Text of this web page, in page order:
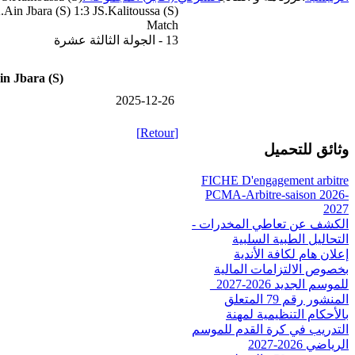
Jbara (S) 1:3 JS.Kalitoussa (S)
Match
13 - الجولة الثالثة عشرة
Jbara (S)
2025-12-26
[Retour]
وثائق للتحميل
FICHE D'engagement arbitre
PCMA-Arbitre-saison 2026-
2027
الكشف عن تعاطي المخدرات -
التحاليل الطبية السلبية
إعلان هام لكافة الأندية
بخصوص الالتزامات المالية
للموسم الجديد 2026-2027_
المنشور رقم 79 المتعلق
بالأحكام التنظيمية لمهنة
التدريب في كرة القدم للموسم
الرياضي 2026-2027